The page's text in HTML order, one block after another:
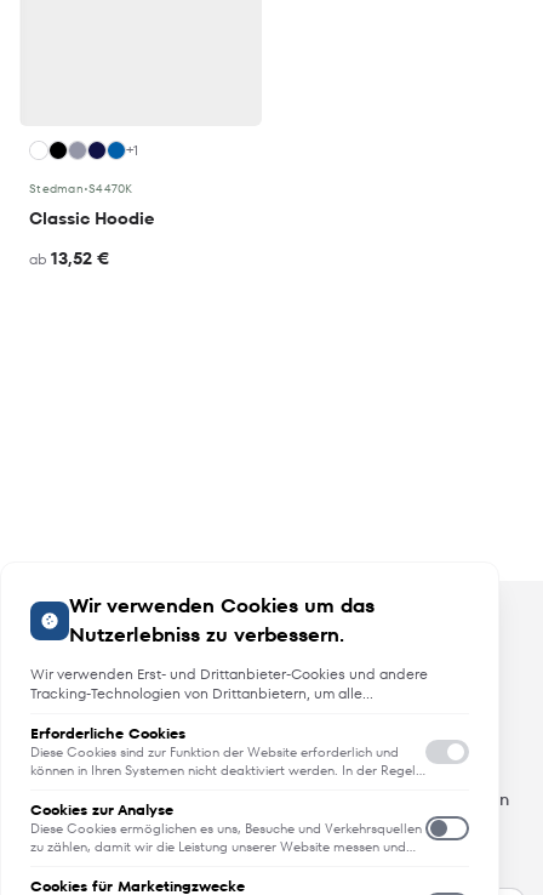
+1
Stedman•S4470K
Classic Hoodie
ab 13,52 €
Wir verwenden Cookies um das
Nutzerlebniss zu verbessern.
Wir verwenden Erst- und Drittanbieter-Cookies und andere
Tracking-Technologien von Drittanbietern, um alle
Sie anzupassen, Analysen durchzuführen und personalisierte
Werbung über unsere Websites, Apps und Newsletter im
Internet und über Social-Media-Plattformen bereitzustellen. Zu
Browsing-Verhalten und zum verwendeten Gerät.
Erforderliche Cookies
Diese Cookies sind zur Funktion der Website erforderlich und
können in Ihren Systemen nicht deaktiviert werden. In der Regel
Aktionen gesetzt, die einer Dienstanforderung entsprechen, wie
etwa dem Festlegen Ihrer Datenschutzeinstellungen, dem
Anmelden oder dem Ausfüllen von Formularen. Sie können Ihren
diese Cookies benachrichtigt werden. Einige Bereiche der
Cookies zur Analyse
Diese Cookies ermöglichen es uns, Besuche und Verkehrsquellen
zu zählen, damit wir die Leistung unserer Website messen und
der Fragen, welche Seiten am beliebtesten sind, welche am
Cookies für Marketingzwecke
Angebote, Neuheiten und Trends
Erfahren Sie als erstes von Neuheiten, Trends und aktuellen
Angeboten.
All das - direkt in Ihren Posteingang.